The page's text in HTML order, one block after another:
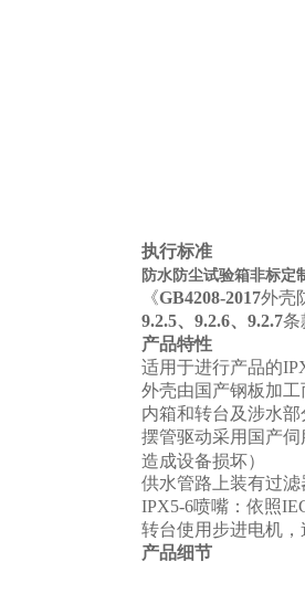
执行标准
防水防尘试验箱非标定
《GB4208-2017外壳
9.2.5、9.2.6、9.2.7条
产品特性
适用于进行产品的
外壳由国产钢板加
内箱和转台及涉水
摆管驱动采用国产
造成设备损坏）
供水管路上装有过
IPX5-6喷嘴：依照
转台使用步进电机
产品细节